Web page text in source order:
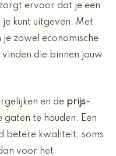
ervoor dat je een
kunt uitgeven. Met
zowel economische
vinden die binnen jouw
en de prijs-
gaten te houden. Een
betere kwaliteit; soms
voor het